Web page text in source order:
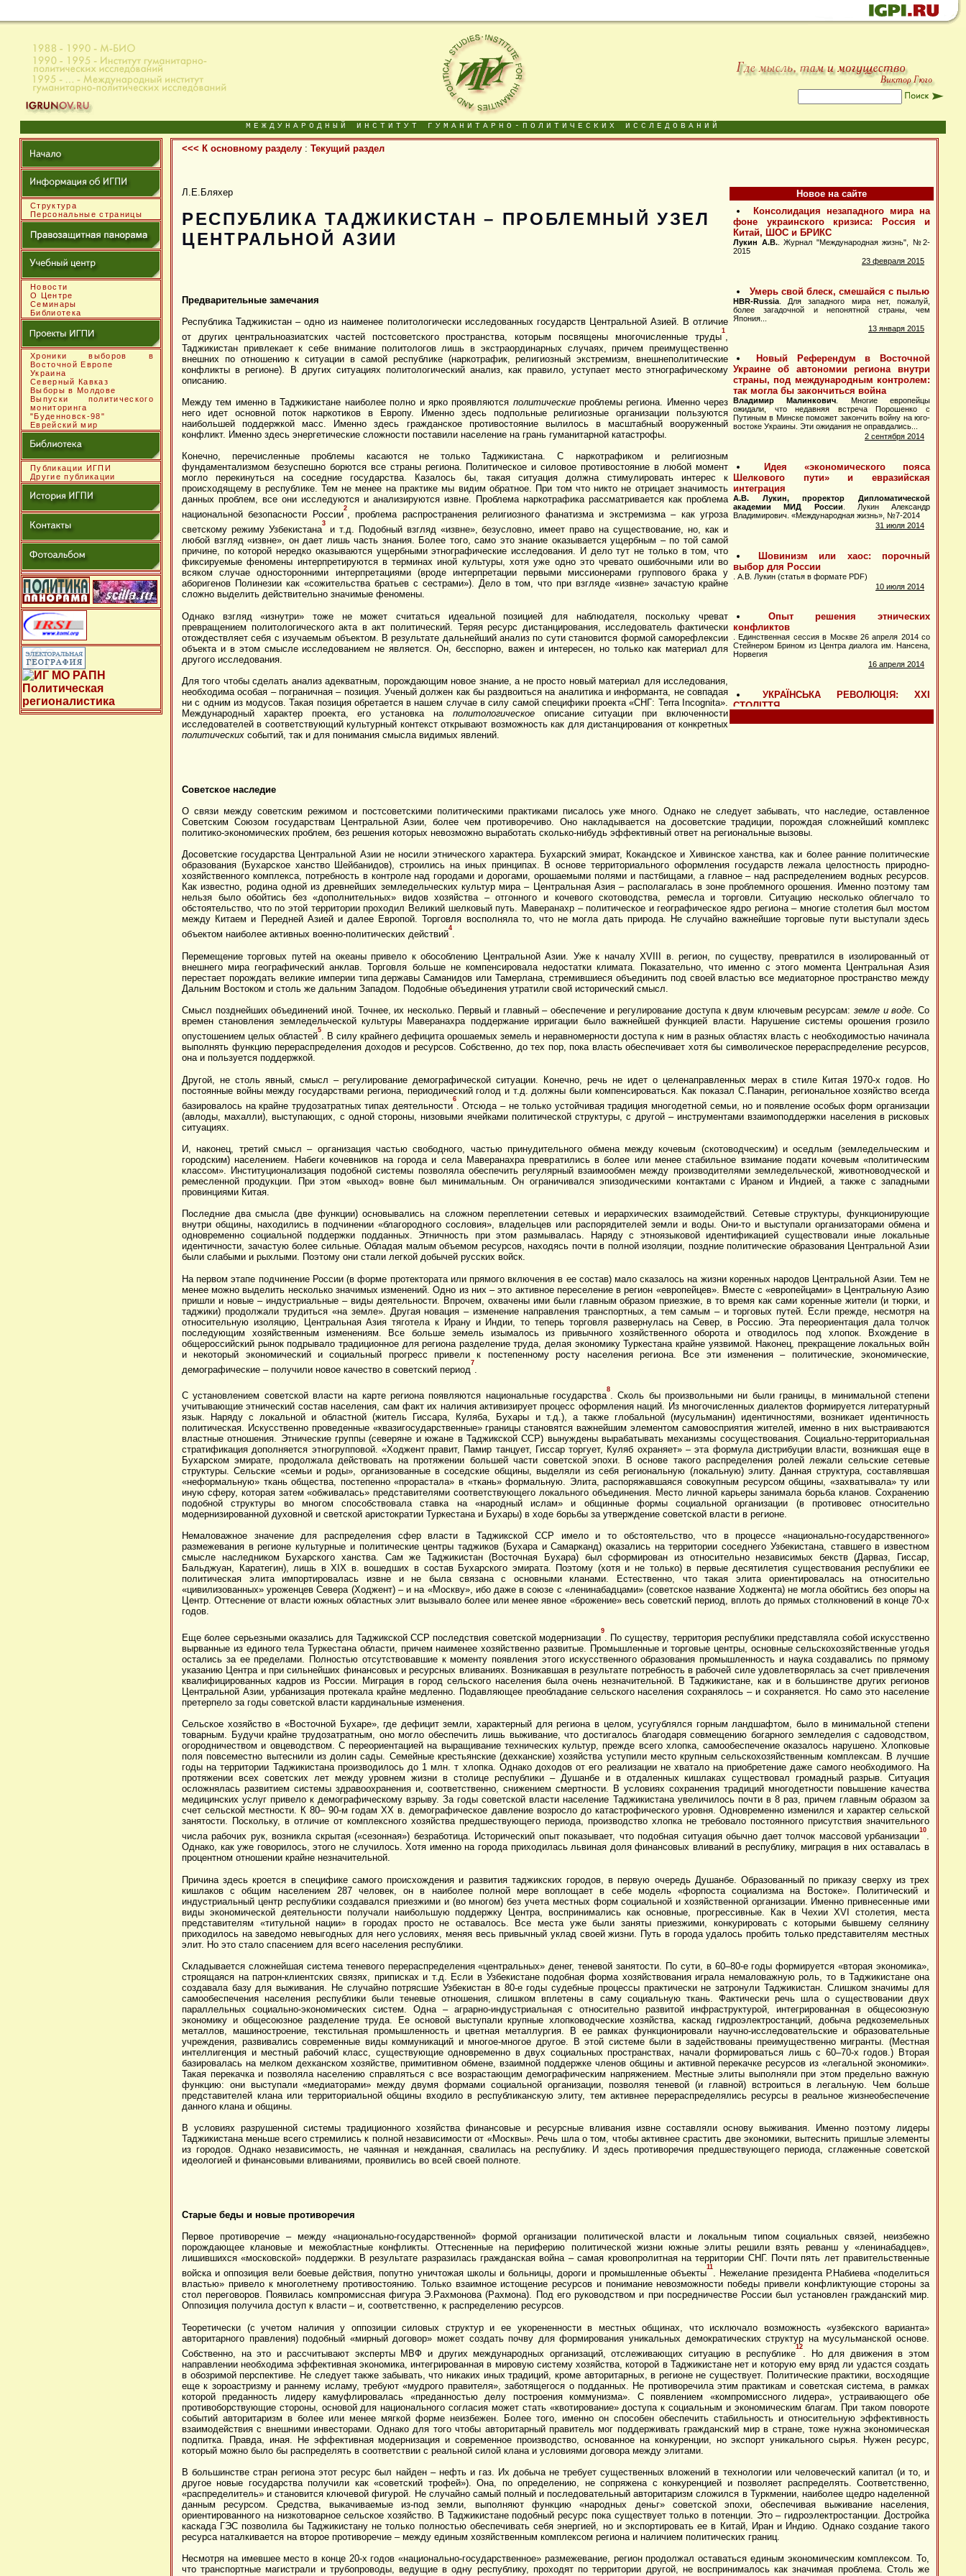
МЕЖДУНАРОДНЫЙ ИНСТИТУТ ГУМАНИТАРНО-ПОЛИТИЧЕСКИХ ИССЛЕДОВАНИЙ
Структура
Персональные страницы
Новости
О Центре
Семинары
Библиотека
Хроники выборов в
Восточной Европе
Украина
Северный Кавказ
Выборы в Молдове
Выпуски политического
мониторинга
"Буденновск-98"
Еврейский мир
Публикации ИГПИ
Другие публикации
<<< К основному разделу : Текущий раздел
Новое на сайте
Л.Е.Бляхер
РЕСПУБЛИКА ТАДЖИКИСТАН – ПРОБЛЕМНЫЙ УЗЕЛ
ЦЕНТРАЛЬНОЙ АЗИИ
Предварительные замечания
Республика Таджикистан – одно из наименее политологически исследованных государств Центральной Азией. В отличие
от других центральноазиатских частей постсоветского пространства, которым посвящены многочисленные труды
1
,
Таджикистан привлекает к себе внимание политологов лишь в экстраординарных случаях, причем преимущественно
внешних по отношению к ситуации в самой республике (наркотрафик, религиозный экстремизм, внешнеполитические
конфликты в регионе). В других ситуациях политологический анализ, как правило, уступает место этнографическому
описанию.
Между тем именно в Таджикистане наиболее полно и ярко проявляются политическиепроблемы региона. Именно через
него идет основной поток наркотиков в Европу. Именно здесь подпольные религиозные организации пользуются
наибольшей поддержкой масс. Именно здесь гражданское противостояние вылилось в масштабный вооруженный
конфликт. Именно здесь энергетические сложности поставили население на грань гуманитарной катастрофы.
Конечно, перечисленные проблемы касаются не только Таджикистана. С наркотрафиком и религиозным
фундаментализмом безуспешно борются все страны региона. Политическое и силовое противостояние в любой момент
могло перекинуться на соседние государства. Казалось бы, такая ситуация должна стимулировать интерес к
происходящему в республике. Тем не менее на практике мы видим обратное. При том что никто не отрицает значимость
данных проблем, все они исследуются и анализируются извне. Проблема наркотрафика рассматривается как проблема
национальной безопасности России
2
, проблема распространения религиозного фанатизма и экстремизма – как угроза
светскому режиму Узбекистана
3
и т.д. Подобный взгляд «извне», безусловно, имеет право на существование, но, как и
любой взгляд «извне», он дает лишь часть знания. Более того, само это знание оказывается ущербным – по той самой
причине, по которой нередко оказываются ущербными этнографические исследования. И дело тут не только в том, что
фиксируемые феномены интерпретируются в терминах иной культуры, хотя уже одно это чревато ошибочными или во
всяком случае односторонними интерпретациями (вроде интерпретации первыми миссионерами группового брака у
аборигенов Полинезии как «сожительства братьев с сестрами»). Дело в том, что при взгляде «извне» зачастую крайне
сложно выделить действительно значимые феномены.
Однако взгляд «изнутри» тоже не может считаться идеальной позицией для наблюдателя, поскольку чреват
превращением политологического акта в акт политический. Теряя ресурс дистанцирования, исследователь фактически
отождествляет себя с изучаемым объектом. В результате дальнейший анализ по сути становится формой саморефлексии
объекта и в этом смысле исследованием не является. Он, бесспорно, важен и интересен, но только как материал для
другого исследования.
Для того чтобы сделать анализ адекватным, порождающим новое знание, а не просто новый материал для исследования,
необходима особая – пограничная – позиция. Ученый должен как бы раздвоиться на аналитика и информанта, не совпадая
ни с одним из модусов. Такая позиция обретается в нашем случае в силу самой специфики проекта «СНГ: Terra Incognita».
Международный характер проекта, его установка на политологическоеописание ситуации при включенности
исследователей в соответствующий культурный контекст открывают возможность как для дистанцирования от конкретных
политических событий, так и для понимания смысла видимых явлений.
Советское наследие
О связи между советским режимом и постсоветскими политическими практиками писалось уже много. Однако не следует забывать, что наследие, оставленное
Советским Союзом государствам Центральной Азии, более чем противоречиво. Оно накладывается на досоветские традиции, порождая сложнейший комплекс
политико-экономических проблем, без решения которых невозможно выработать сколько-нибудь эффективный ответ на региональные вызовы.
Досоветские государства Центральной Азии не носили этнического характера. Бухарский эмират, Кокандское и Хивинское ханства, как и более ранние политические
образования (Бухарское ханство Шейбанидов), строились на иных принципах. В основе территориального оформления государств лежала целостность природно-
хозяйственного комплекса, потребность в контроле над городами и дорогами, орошаемыми полями и пастбищами, а главное – над распределением водных ресурсов.
Как известно, родина одной из древнейших земледельческих культур мира – Центральная Азия – располагалась в зоне проблемного орошения. Именно поэтому там
нельзя было обойтись без «дополнительных» видов хозяйства – отгонного и кочевого скотоводства, ремесла и торговли. Ситуацию несколько облегчало то
обстоятельство, что по этой территории проходил Великий шелковый путь. Маверанахр – политическое и географическое ядро региона – многие столетия был мостом
между Китаем и Передней Азией и далее Европой. Торговля восполняла то, что не могла дать природа. Не случайно важнейшие торговые пути выступали здесь
объектом наиболее активных военно-политических действий
4
.
Перемещение торговых путей на океаны привело к обособлению Центральной Азии. Уже к началуXVIII
в. регион, по существу, превратился в изолированный от
внешнего мира географический анклав. Торговля больше не компенсировала недостатки климата. Показательно, что именно с этого момента Центральная Азия
перестает порождать великие империи типа державы Саманидов или Тамерлана, стремившиеся объединить под своей властью все медиаторное пространство между
Дальним Востоком и столь же дальним Западом. Подобные объединения утратили свой исторический смысл.
Смысл позднейших объединений иной. Точнее, их несколько. Первый и главный – обеспечение и регулирование доступа к двум ключевым ресурсам:земле и воде. Со
времен становления земледельческой культуры Маверанахра поддержание ирригации было важнейшей функцией власти. Нарушение системы орошения грозило
опустошением целых областей
5
. В силу крайнего дефицита орошаемых земель и неравномерности доступа к ним в разных областях власть с необходимостью начинала
выполнять функцию перераспределения доходов и ресурсов. Собственно, до тех пор, пока власть обеспечивает хотя бы символическое перераспределение ресурсов,
она и пользуется поддержкой.
Другой, не столь явный, смысл – регулирование демографической ситуации. Конечно, речь не идет о целенаправленных мерах в стиле Китая 1970-х годов. Но
постоянные войны между государствами региона, периодический голод и т.д. должны были компенсироваться. Как показал С.Панарин, региональное хозяйство всегда
базировалось на крайне трудозатратных типах деятельности
6
. Отсюда – не только устойчивая традиция многодетной семьи, но и появление особых форм организации
(авлоды, махалли), выступающих, с одной стороны, низовыми ячейками политической структуры, с другой – инструментами взаимоподдержки населения в рисковых
ситуациях.
И, наконец, третий смысл – организация частью свободного, частью принудительного обмена между кочевым (скотоводческим) и оседлым (земледельческим и
городским) населением. Набеги кочевников на города и села Маверанахра превратились в более или менее стабильное взимание подати кочевым «политическим
классом». Институционализация подобной системы позволяла обеспечить регулярный взаимообмен между производителями земледельческой, животноводческой и
ремесленной продукции. При этом «выход» вовне был минимальным. Он ограничивался эпизодическими контактами с Ираном и Индией, а также с западными
провинциями Китая.
Последние два смысла (две функции) основывались на сложном переплетении сетевых и иерархических взаимодействий. Сетевые структуры, функционирующие
внутри общины, находились в подчинении «благородного сословия», владельцев или распорядителей земли и воды. Они-то и выступали организаторами обмена и
одновременно социальной поддержки подданных. Этничность при этом размывалась. Наряду с этноязыковой идентификацией существовали иные локальные
идентичности, зачастую более сильные. Обладая малым объемом ресурсов, находясь почти в полной изоляции, поздние политические образования Центральной Азии
были слабыми и рыхлыми. Поэтому они стали легкой добычей русских войск.
На первом этапе подчинение России (в форме протектората или прямого включения в ее состав) мало сказалось на жизни коренных народов Центральной Азии. Тем не
менее можно выделить несколько значимых изменений. Одно из них – это активное переселение в регион «европейцев». Вместе с «европейцами» в Центральную Азию
пришли и новые – индустриальные – виды деятельности. Впрочем, охвачены ими были главным образом приезжие, в то время как сами коренные жители (и тюрки, и
таджики) продолжали трудиться «на земле». Другая новация – изменение направления транспортных, а тем самым – и торговых путей. Если прежде, несмотря на
относительную изоляцию, Центральная Азия тяготела к Ирану и Индии, то теперь торговля развернулась на Север, в Россию. Эта переориентация дала толчок
последующим хозяйственным изменениям. Все больше земель изымалось из привычного хозяйственного оборота и отводилось под хлопок. Вхождение в
общероссийский рынок подрывало традиционное для региона разделение труда, делая экономику Туркестана крайне уязвимой. Наконец, прекращение локальных войн
и некоторый экономический и социальный прогресс привели к постепенному росту населения региона. Все эти изменения – политические, экономические,
демографические – получили новое качество в советский период
7
С установлением советской власти на карте региона появляются национальные государства
8
. Сколь бы произвольными ни были границы, в минимальной степени
учитывающие этнический состав населения, сам факт их наличия активизирует процесс оформления наций. Из многочисленных диалектов формируется литературный
язык. Наряду с локальной и областной (житель Гиссара, Куляба, Бухары и т.д.), а также глобальной (мусульманин) идентичностями, возникает идентичность
политическая. Искусственно проведенные «квазигосударственные» границы становятся важнейшим элементом самовосприятия жителей, именно в них выстраиваются
властные отношения. Этнические группы (северяне и южане в Таджикской ССР) вынуждены вырабатывать механизмы сосуществования. Социально-территориальная
стратификация дополняется этногрупповой. «Ходжент правит, Памир танцует, Гиссар торгует, Куляб охраняет» – эта формула дистрибуции власти, возникшая еще в
Бухарском эмирате, продолжала действовать на протяжении большей части советской эпохи. В основе такого распределения ролей лежали сельские сетевые
структуры. Сельские «семьи и роды», организованные в соседские общины, выделяли из себя региональную (локальную) элиту. Данная структура, составлявшая
«неформальную» ткань общества, постепенно «прорастала» в «ткань» формальную. Элита, распоряжавшаяся совокупным ресурсом общины, «захватывала» ту или
иную сферу, которая затем «обживалась» представителями соответствующего локального объединения. Место личной карьеры занимала борьба кланов. Сохранению
подобной структуры во многом способствовала ставка на «народный ислам» и общинные формы социальной организации (в противовес относительно
модернизированной духовной и светской аристократии Туркестана и Бухары) в ходе борьбы за утверждение советской власти в регионе.
Немаловажное значение для распределения сфер власти в Таджикской ССР имело и то обстоятельство, что в процессе «национально-государственного»
размежевания в регионе культурные и политические центры таджиков (Бухара и Самарканд) оказались на территории соседнего Узбекистана, ставшего в известном
смысле наследником Бухарского ханства. Сам же Таджикистан (Восточная Бухара) был сформирован из относительно независимых бекств (Дарваз, Гиссар,
Бальджуан, Каратегин), лишь вXIX в. вошедших в состав Бухарского эмирата. Поэтому (хотя и не только) в первые десятилетия существования республики ее
политическая элита импортировалась извне и не была связана с основными кланами. Естественно, что такая элита ориентировалась на относительно
«цивилизованных» уроженцев Севера (Ходжент) – и на «Москву», ибо даже в союзе с «ленинабадцами» (советское название Ходжента) не могла обойтись без опоры на
Центр. Оттеснение от власти южных областных элит вызывало более или менее явное «брожение» весь советский период, вплоть до прямых столкновений в конце 70-х
годов.
Еще более серьезными оказались для Таджикской ССР последствия советской модернизации
9
. По существу, территория республики представляла собой искусственно
вырванные из единого тела Туркестана области, причем наименее хозяйственно развитые. Промышленные и торговые центры, основные сельскохозяйственные угодья
остались за ее пределами. Полностью отсутствовавшие к моменту появления этого искусственного образования промышленность и наука создавались по прямому
указанию Центра и при сильнейших финансовых и ресурсных вливаниях. Возникавшая в результате потребность в рабочей силе удовлетворялась за счет привлечения
квалифицированных кадров из России. Миграция в город сельского населения была очень незначительной. В Таджикистане, как и в большинстве других регионов
Центральной Азии, урбанизация протекала крайне медленно. Подавляющее преобладание сельского населения сохранялось – и сохраняется. Но само это население
претерпело за годы советской власти кардинальные изменения.
Сельское хозяйство в «Восточной Бухаре», где дефицит земли, характерный для региона в целом, усугублялся горным ландшафтом, было в минимальной степени
товарным. Будучи крайне трудозатратным, оно могло обеспечить лишь выживание, что достигалось благодаря совмещению богарного земледелия с садоводством,
огородничеством и овцеводством. С переориентацией на выращивание технических культур, прежде всего хлопка, самообеспечение оказалось нарушено. Хлопковые
поля повсеместно вытеснили из долин сады. Семейные крестьянские (дехканские) хозяйства уступили место крупным сельскохозяйственным комплексам. В лучшие
годы на территории Таджикистана производилось до 1 млн. т хлопка. Однако доходов от его реализации не хватало на приобретение даже самого необходимого. На
протяжении всех советских лет между уровнем жизни в столице республики – Душанбе и в отдаленных кишлаках существовал громадный разрыв. Ситуация
осложнялась развитием системы здравоохранения и, соответственно, снижением смертности. В условиях сохранения традиций многодетности повышение качества
медицинских услуг привело к демографическому взрыву. За годы советской власти население Таджикистана увеличилось почти в 8 раз, причем главным образом за
счет сельской местности. К 80– 90-м годам ХХ в. демографическое давление возросло до катастрофического уровня. Одновременно изменился и характер сельской
занятости. Поскольку, в отличие от комплексного хозяйства предшествующего периода, производство хлопка не требовало постоянного присутствия значительного
числа рабочих рук, возникла скрытая («сезонная») безработица. Исторический опыт показывает, что подобная ситуация обычно дает толчок массовой урбанизации
10
.
Однако, как уже говорилось, этого не случилось. Хотя именно на города приходилась львиная доля финансовых вливаний в республику, миграция в них оставалась в
процентном отношении крайне незначительной.
Причина здесь кроется в специфике самого происхождения и развития таджикских городов, в первую очередь Душанбе. Образованный по приказу сверху из трех
кишлаков с общим населением 287 человек, он в наиболее полной мере воплощает в себе модель «форпоста социализма на Востоке». Политический и
индустриальный центр республики создавался приезжими и (во многом) без учета местных форм социальной и хозяйственной организации. Именно привнесенные ими
виды экономической деятельности получали наибольшую поддержку Центра, воспринимались как основные, прогрессивные. Как в ЧехииXVI столетия, места
представителям «титульной нации» в городах просто не оставалось. Все места уже были заняты приезжими, конкурировать с которыми бывшему селянину
приходилось на заведомо невыгодных для него условиях, меняя весь привычный уклад своей жизни. Путь в города удалось пробить только представителям местных
элит. Но это стало спасением для всего населения республики.
Складывается сложнейшая система теневого перераспределения «центральных» денег, теневой занятости. По сути, в 60–80-е годы формируется «вторая экономика»,
строящаяся на патрон-клиентских связях, приписках и т.д. Если в Узбекистане подобная форма хозяйствования играла немаловажную роль, то в Таджикистане она
создавала базу для выживания. Не случайно потрясшие Узбекистан в 80-е годы судебные процессы практически не затронули Таджикистан. Слишком значимы для
самообеспечения населения республики были теневые отношения, слишком вплетены в саму социальную ткань. Фактически речь шла о существовании двух
параллельных социально-экономических систем. Одна – аграрно-индустриальная с относительно развитой инфраструктурой, интегрированная в общесоюзную
экономику и общесоюзное разделение труда. Ее основой выступали крупные хлопководческие хозяйства, каскад гидроэлектростанций, добыча редкоземельных
металлов, машиностроение, текстильная промышленность и цветная металлургия. В ее рамках функционировали научно-исследовательские и образовательные
учреждения, развивались современные виды коммуникаций и многое-многое другое. В этой системе были в задействованы преимущественно мигранты. (Местная
интеллигенция и местный рабочий класс, существующие одновременно в двух социальных пространствах, начали формироваться лишь с 60–70-х годов.) Вторая
базировалась на мелком дехканском хозяйстве, примитивном обмене, взаимной поддержке членов общины и активной перекачке ресурсов из «легальной экономики».
Такая перекачка и позволяла населению справляться с все возрастающим демографическим напряжением. Местные элиты выполняли при этом предельно важную
функцию: они выступали «медиаторами» между двумя формами социальной организации, позволяя теневой (и главной) встроиться в легальную. Чем больше
представителей клана или территориальной общины входило в республиканскую элиту, тем активнее перераспределялись ресурсы в реальное жизнеобеспечение
данного клана и общины.
В условиях разрушенной системы традиционного хозяйства финансовые и ресурсные вливания извне составляли основу выживания. Именно поэтому лидеры
Таджикистана меньше всего стремились к полной независимости от «Москвы». Речь шла о том, чтобы активнее срастить две экономики, вытеснить пришлые элементы
из городов. Однако независимость, не чаянная и нежданная, свалилась на республику. И здесь противоречия предшествующего периода, сглаженные советской
идеологией и финансовыми вливаниями, проявились во всей своей полноте.
Старые беды и новые противоречия
Первое противоречие – между «национально-государственной» формой организации политической власти и локальным типом социальных связей, неизбежно
порождающее клановые и межобластные конфликты. Оттесненные на периферию политической жизни южные элиты решили взять реванш у «ленинабадцев»,
лишившихся «московской» поддержки. В результате разразилась гражданская война – самая кровопролитная на территории СНГ. Почти пять лет правительственные
войска и оппозиция вели боевые действия, попутно уничтожая школы и больницы, дороги и промышленные объекты
11
. Нежелание президента Р.Набиева «поделиться
властью» привело к многолетнему противостоянию. Только взаимное истощение ресурсов и понимание невозможности победы привели конфликтующие стороны за
стол переговоров. Появилась компромиссная фигура Э.Рахмонова (Рахмона). Под его руководством и при посредничестве России был установлен гражданский мир.
Оппозиция получила доступ к власти – и, соответственно, к распределению ресурсов.
Теоретически (с учетом наличия у оппозиции силовых структур и ее укорененности в местных общинах, что исключало возможность «узбекского варианта»
авторитарного правления) подобный «мирный договор» может создать почву для формирования уникальных демократических структур на мусульманской основе.
Собственно, на это и рассчитывают эксперты МВФ и других международных организаций, отслеживающих ситуацию в республике
12
. Но для движения в этом
направлении необходима эффективная экономика, интегрированная в мировую систему хозяйства, которой в Таджикистане нет и которую ему вряд ли удастся создать
в обозримой перспективе. Не следует также забывать, что никаких иных традиций, кроме авторитарных, в регионе не существует. Политические практики, восходящие
еще к зороастризму и раннему исламу, требуют «мудрого правителя», заботящегося о подданных. Не противоречила этим практикам и советская система, в рамках
которой преданность лидеру камуфлировалась «преданностью делу построения коммунизма». С появлением «компромиссного лидера», устраивающего обе
противоборствующие стороны, основой для национального согласия может стать «квотирование» доступа к социальным и экономическим благам. При таком повороте
событий авторитаризм в более или менее мягкой форме неизбежен. Более того, именно он способен обеспечить стабильность и относительную эффективность
взаимодействия с внешними инвесторами. Однако для того чтобы авторитарный правитель мог поддерживать гражданский мир в стране, тоже нужна экономическая
подпитка. Правда, иная. Не эффективная модернизация и современное производство, основанное на конкуренции, но экспорт уникального сырья. Нужен ресурс,
который можно было бы распределять в соответствии с реальной силой клана и условиями договора между элитами.
В большинстве стран региона этот ресурс был найден – нефть и газ. Их добыча не требует существенных вложений в технологии или человеческий капитал (и то, и
другое новые государства получили как «советский трофей»). Она, по определению, не сопряжена с конкуренцией и позволяет распределять. Соответственно,
«распределитель» и становится ключевой фигурой. Не случайно самый полный и последовательный авторитаризм сложился в Туркмении, наиболее щедро наделенной
данным ресурсом. Средства, выкачиваемые из-под земли, выполняют функцию «народных деньг» советской эпохи, обеспечивая выживание населения,
ориентированного на низкотоварное сельское хозяйство. В Таджикистане подобный ресурс пока существует только в потенции. Это – гидроэлектростанции. Достройка
каскада ГЭС позволила бы Таджикистану не только полностью обеспечивать себя энергией, но и экспортировать ее в Китай, Иран и Индию. Однако создание такого
ресурса наталкивается на второе противоречие – между единым хозяйственным комплексом региона и наличием политических границ.
Несмотря на имевшее место в конце 20-х годов «национально-государственное» размежевание, регион продолжал оставаться единым экономическим комплексом. То,
что транспортные магистрали и трубопроводы, ведущие в одну республику, проходят по территории другой, не воспринималось как значимая проблема. Столь же